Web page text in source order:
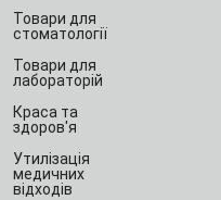
Товари для
стоматології
Товари для
лабораторій
Краса та
здоров'я
Утилізація
медичних
відходів